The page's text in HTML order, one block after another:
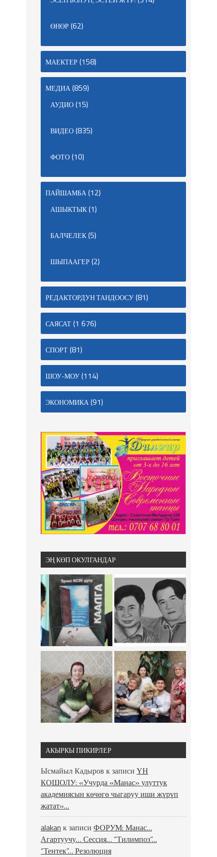
ӨНӨР(62)
МАЕКТЕР(158)
МЕДИА(859)
АУДИО(15)
ВИДЕО(835)
ФОТО(10)
ПАЙШАМБА(12)
АШЫКТЫК(1)
БАЛЧЕЛЕК(5)
ШЫПААГЕР(2)
РЕДАКТОРДУН ТАНДООСУ(81)
САЯСАТ(1 676)
СПОРТ(81)
ШОУ-МОУ(114)
ЭКОНОМИКА(91)
ЭҢ КӨП ОКУЛГАНДАР
АКЫРКЫ ПИКИРЛЕР
Ысмайыл Кадыров к записи ҮН
КОШОЛУ: «Учурда «Манас» улуттук
академиясын көчөгө чыгаруу иши жүрүп
жатат»…
alakan к записи ФОРУМ: Манас…
Агартуучу… Сессия… “Тилимпоз”…
“Тентек”… Резолюция